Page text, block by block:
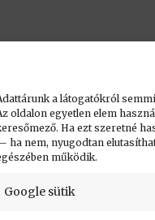
a látogatókról
oldalon egyetlen elem
Ha ezt szeretné
ha nem, nyugodtan
működik.
Google sütik